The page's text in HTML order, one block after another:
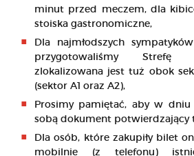
minut przed meczem, dla
stoiska gastronomiczne,
Dla najmłodszych
przygotowaliśmy
zlokalizowana jest tuż obok
(sektor A1 oraz A2),
Prosimy pamiętać, aby w
sobą dokument potwierdzający
Dla osób, które zakupiły bilet
mobilnie (z telefonu)